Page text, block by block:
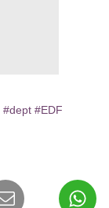
#dept #EDF